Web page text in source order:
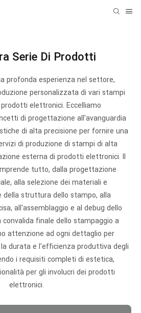
Serie Di Prodotti
profonda esperienza nel settore,
personalizzata di vari stampi
elettronici. Eccelliamo
di progettazione all'avanguardia
di alta precisione per fornire una
di produzione di stampi di alta
esterna di prodotti elettronici. Il
tutto, dalla progettazione
alla selezione dei materiali e
struttura dello stampo, alla
all'assemblaggio e al debug dello
finale dello stampaggio a
attenzione ad ogni dettaglio per
durata e l'efficienza produttiva degli
i requisiti completi di estetica,
per gli involucri dei prodotti
elettronici.